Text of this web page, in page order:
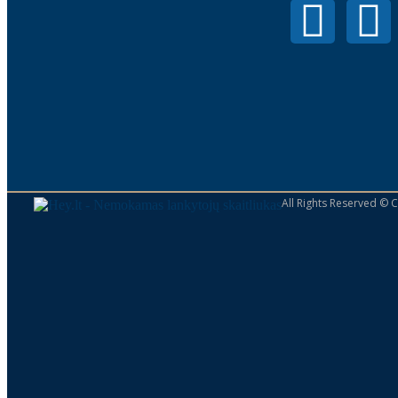
All Rights Reserved ©